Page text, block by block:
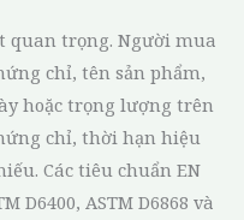
quan trọng. Người mua
chỉ, tên sản phẩm,
hoặc trọng lượng trên
chỉ, thời hạn hiệu
Các tiêu chuẩn EN
D6400, ASTM D6868 và